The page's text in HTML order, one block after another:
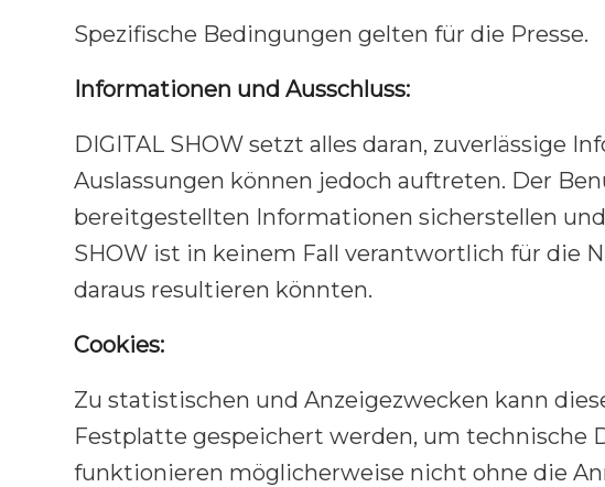
Spezifische Bedingungen gelten für die Presse.
Informationen und Ausschluss:
DIGITAL SHOW setzt alles daran, zuverlässige
Auslassungen können jedoch auftreten. Der
bereitgestellten Informationen sicherstellen
SHOW ist in keinem Fall verantwortlich für die
daraus resultieren könnten.
Cookies:
Zu statistischen und Anzeigezwecken kann
Festplatte gespeichert werden, um technische
funktionieren möglicherweise nicht ohne die